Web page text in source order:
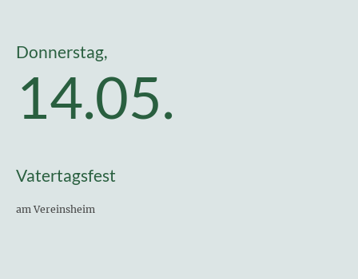
Donnerstag,
14.05.
Vatertagsfest
am Vereinsheim